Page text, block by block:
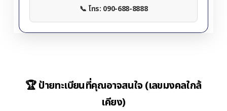
📞 โทร: 090-688-8888
🏆 ป้ายทะเบียนที่คุณอาจสนใจ (เลขมงคลใกล้
เคียง)